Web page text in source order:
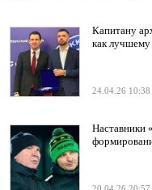
Капитану
как лучшему
24.04.26 10:38
Наставники